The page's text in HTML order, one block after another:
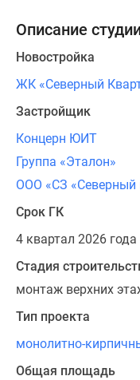
Описание
Новостройка
ЖК «Северный
Застройщик
Концерн ЮИТ
Группа «Эталон»
ООО «СЗ «Северный
Срок ГК
4 квартал 2026 года
Стадия
монтаж верхних
Тип проекта
монолитно-
Общая площадь